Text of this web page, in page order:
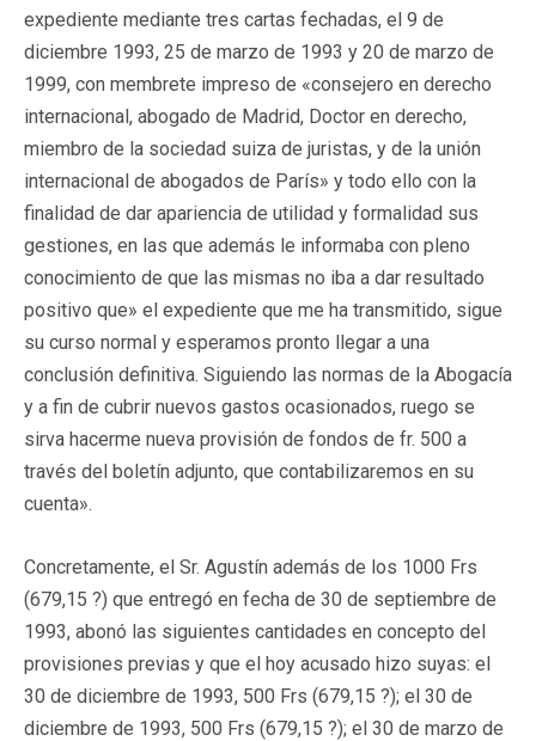
expediente mediante tres cartas fechadas, el 9 de
diciembre 1993, 25 de marzo de 1993 y 20 de marzo de
1999, con membrete impreso de «consejero en derecho
internacional, abogado de Madrid, Doctor en derecho,
miembro de la sociedad suiza de juristas, y de la unión
internacional de abogados de París» y todo ello con la
finalidad de dar apariencia de utilidad y formalidad sus
gestiones, en las que además le informaba con pleno
conocimiento de que las mismas no iba a dar resultado
positivo que» el expediente que me ha transmitido, sigue
su curso normal y esperamos pronto llegar a una
conclusión definitiva. Siguiendo las normas de la Abogacía
y a fin de cubrir nuevos gastos ocasionados, ruego se
sirva hacerme nueva provisión de fondos de fr. 500 a
través del boletín adjunto, que contabilizaremos en su
cuenta».
Concretamente, el Sr. Agustín además de los 1000 Frs
(679,15 ?) que entregó en fecha de 30 de septiembre de
1993, abonó las siguientes cantidades en concepto del
provisiones previas y que el hoy acusado hizo suyas: el
30 de diciembre de 1993, 500 Frs (679,15 ?); el 30 de
diciembre de 1993, 500 Frs (679,15 ?); el 30 de marzo de